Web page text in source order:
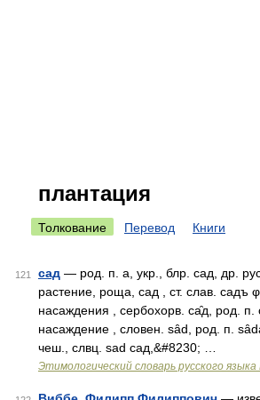
плантация
Толкование Перевод Книги
121 сад — род. п. а, укр., блр. сад, др.
растение, роща, сад , ст. слав. садъ
насаждения , сербохорв. са̑д, род. п.
насаждение , словен. sȃd, род. п.
чеш., слвц. sаd сад,&#8230; …
Этимологический словарь русского